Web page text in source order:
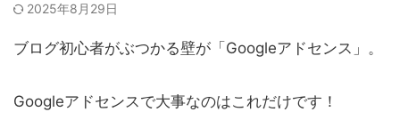
2025年8月29日
ブログ初心者がぶつかる壁が「Googleアドセンス」。
Googleアドセンスで大事なのはこれだけです！